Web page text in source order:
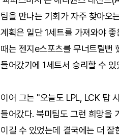
팀을 만나는 기회가 자주 찾아오
계획은 일단 1세트를 가져와야
때는 젠지e스포츠를 무너트릴뻔
들어갔기에 1세트서 승리할 수
이어 그는 "오늘도 LPL, LCK 탑
들어갔다. 북미팀도 그런 희망을
이길 수 있었는데 결국에는 더